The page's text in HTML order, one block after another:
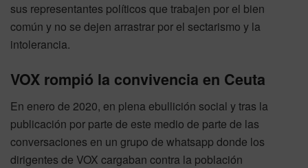
sus representantes políticos que trabajen por el bien
común y no se dejen arrastrar por el sectarismo y la
intolerancia.
VOX rompió la convivencia en Ceuta
En enero de 2020, en plena ebullición social y tras la
publicación por parte de este medio de parte de las
conversaciones en un grupo de whatsapp donde los
dirigentes de VOX cargaban contra la población